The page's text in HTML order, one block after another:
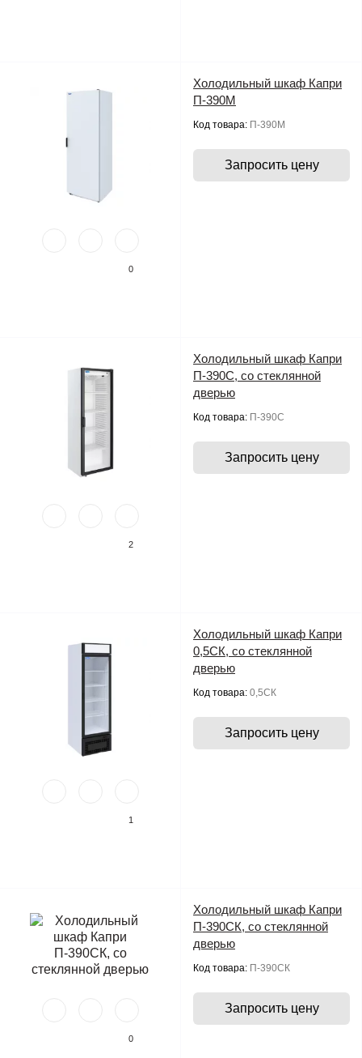
0
Холодильный шкаф Капри
П-390М
Код товара: П-390М
Запросить цену
2
Холодильный шкаф Капри
П-390С, со стеклянной
дверью
Код товара: П-390С
Запросить цену
1
Холодильный шкаф Капри
0,5СК, со стеклянной
дверью
Код товара: 0,5СК
Запросить цену
0
Холодильный шкаф Капри
П-390СК, со стеклянной
дверью
Код товара: П-390СК
Запросить цену